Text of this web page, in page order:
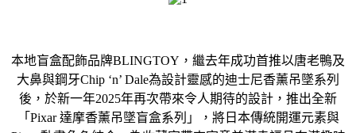
本地盲盒配飾品牌BLINGTOY，繼去年成功首推以唐老鴨及
大鼻與鋼牙Chip ‘n’ Dale為設計靈感的迪士尼香薰吊墜系列
後，於新一年2025年再次帶來令人期待的設計，推出全新
「Pixar 達摩香薰吊墜盲盒系列」，將日本傳統開運元素與